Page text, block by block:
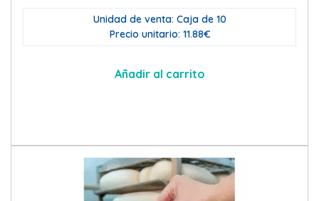
Unidad de venta: Caja de 10
Precio unitario: 11.88€
Añadir al carrito